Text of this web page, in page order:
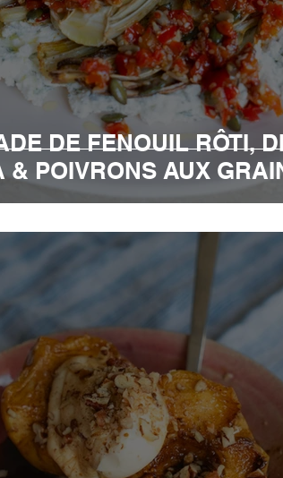
DE FENOUIL RÔTI,
& POIVRONS AUX